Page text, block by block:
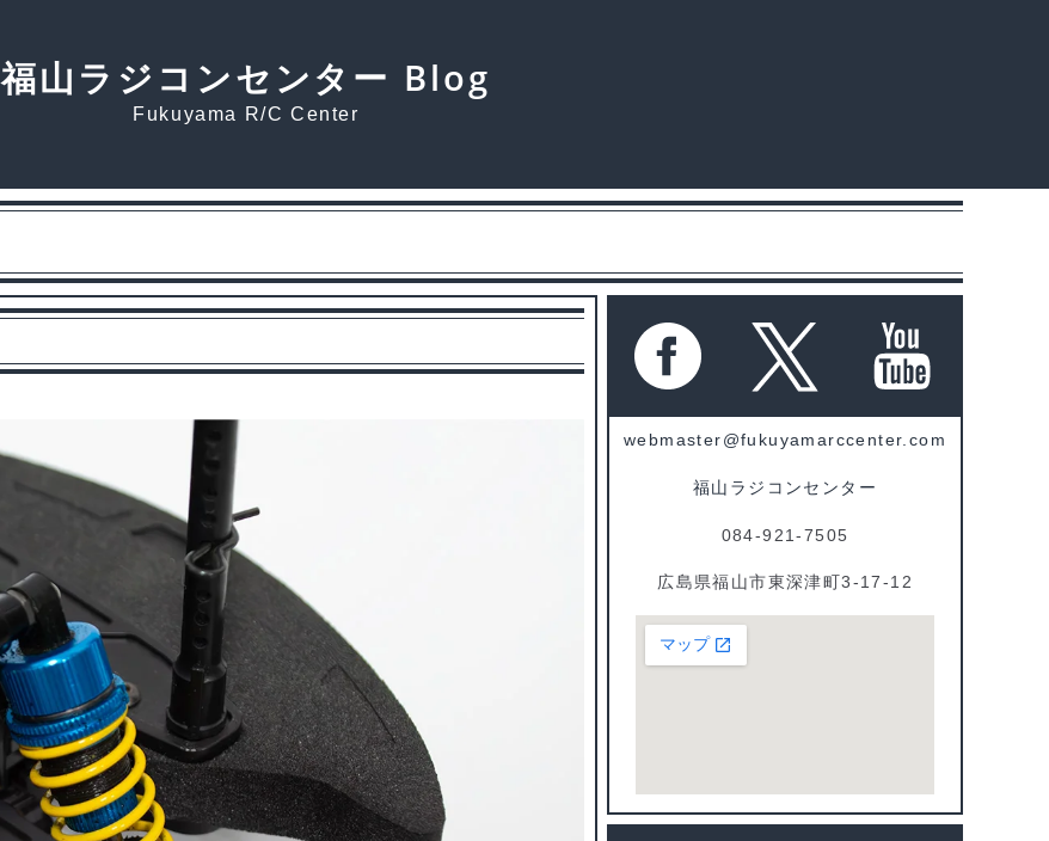
福山ラジコンセンター Blog
Fukuyama R/C Center
webmaster@fukuyamarccenter.com
福山ラジコンセンター
084-921-7505
広島県福山市東深津町3-17-12